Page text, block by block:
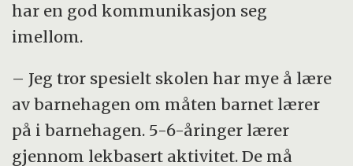
har en god kommunikasjon seg
imellom.
– Jeg tror spesielt skolen har mye å lære
av barnehagen om måten barnet lærer
på i barnehagen. 5-6-åringer lærer
gjennom lekbasert aktivitet. De må